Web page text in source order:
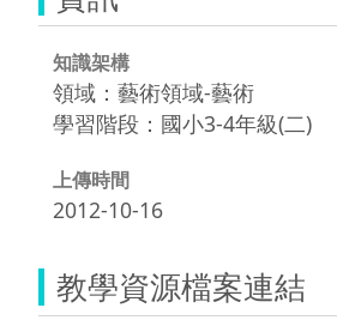
知識架構
領域：藝術領域-藝術
學習階段：國小3-4年級(二)
上傳時間
2012-10-16
教學資源檔案連結